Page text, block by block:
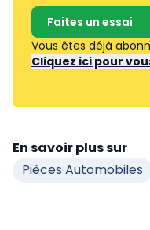
Faites un essai
Vous êtes déjà
Cliquez ici pour
En savoir plus sur
Pièces Automobiles